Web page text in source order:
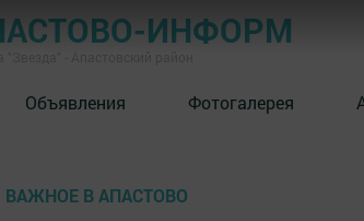
ИНФОРМ
Объявления Фотогалерея
ВАЖНОЕ В АПАСТОВО